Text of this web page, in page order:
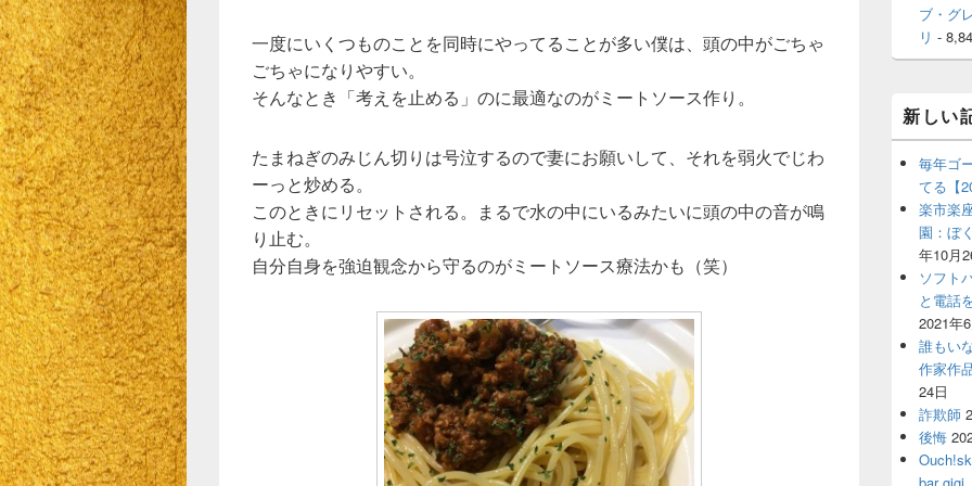
一度にいくつものことを同時にやってることが多い僕は、頭の中がごちゃ
ごちゃになりやすい。
そんなとき「考えを止める」のに最適なのがミートソース作り。
たまねぎのみじん切りは号泣するので妻にお願いして、それを弱火でじわ
ーっと炒める。
このときにリセットされる。まるで水の中にいるみたいに頭の中の音が鳴
り止む。
自分自身を強迫観念から守るのがミートソース療法かも（笑）
ブ・グ
リ -
新しい
毎年ゴ
てる【
楽市楽
園：ぼ
年10月
ソフト
と電話
2021年
誰もい
作家作
24日
詐欺師
後悔